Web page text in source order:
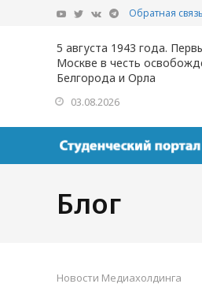
Обратная связь
5 августа 1943 года.
Москве в честь
Белгорода и Орла
03.08.2026
Блог
Новости Медиахолдинга